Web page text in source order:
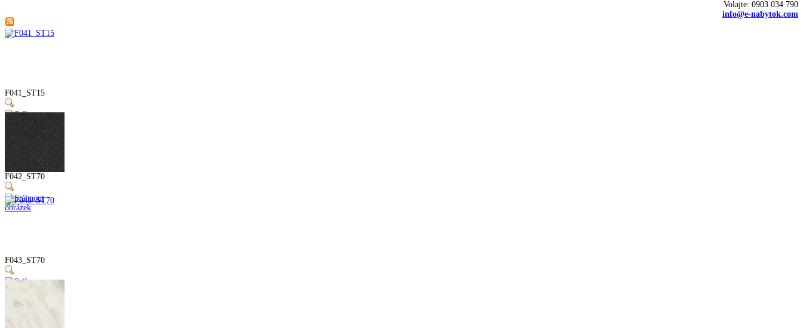
Volajte: 0903 034 790
info@e-nabytok.com
F041_ST15
F042_ST70
F043_ST70